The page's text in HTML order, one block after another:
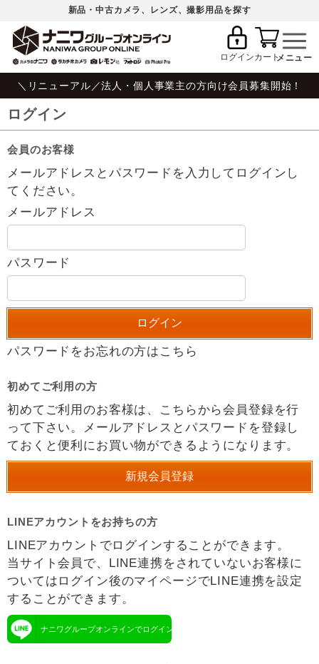
新品・中古カメラ、レンズ、撮影用品を探す
ログインカート
＼リニューアル／法人・個人事業主の方向け会員募集開始！
ログイン
会員のお客様
メールアドレスとパスワードを入力してログインし
てください。
メールアドレス
パスワード
パスワードをお忘れの方はこちら
初めてご利用の方
初めてご利用のお客様は、こちらから会員登録を行
って下さい。メールアドレスとパスワードを登録し
ておくと便利にお買い物ができるようになります。
LINEアカウントをお持ちの方
LINEアカウントでログインすることができます。
当サイト会員で、LINE連携をされていないお客様に
ついてはログイン後のマイページでLINE連携を設定
することができます。
ナニワグループオンラインでログイン